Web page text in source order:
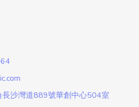
長沙灣道889號華創中心504室